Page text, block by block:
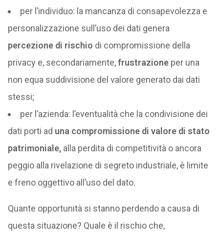
per l’individuo: la mancanza di consapevolezza e
personalizzazione sull’uso dei dati genera
percezione di rischio di compromissione della
privacy e, secondariamente,frustrazioneper una
non equa suddivisione del valore generato dai dati
stessi;
per l’azienda: l’eventualità che la condivisione dei
dati porti ad una compromissione di valore di stato
patrimoniale,alla perdita di competitività o ancora
peggio alla rivelazione di segreto industriale, è limite
e freno oggettivo all’uso del dato.
Quante opportunità si stanno perdendo a causa di
questa situazione? Quale è il rischio che,